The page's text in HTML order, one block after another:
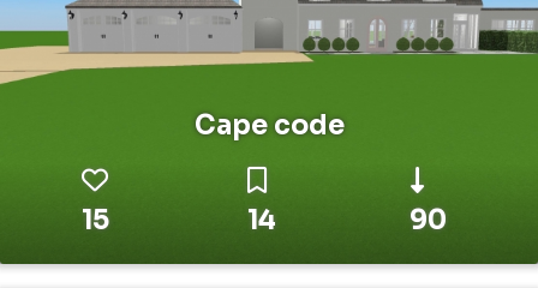
Cape code
15 14 90